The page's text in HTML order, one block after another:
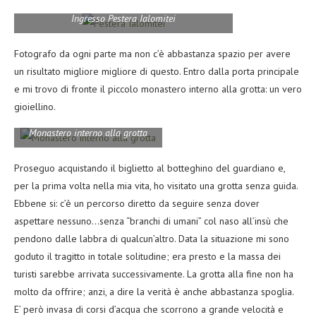
Ingresso Pestera Ialomitei
Fotografo da ogni parte ma non c’è abbastanza spazio per avere
un risultato migliore migliore di questo. Entro dalla porta principale
e mi trovo di fronte il piccolo monastero interno alla grotta: un vero
gioiellino.
Monastero interno alla grotta
Proseguo acquistando il biglietto al botteghino del guardiano e,
per la prima volta nella mia vita, ho visitato una grotta senza guida.
Ebbene si: c’è un percorso diretto da seguire senza dover
aspettare nessuno…senza “branchi di umani” col naso all’insù che
pendono dalle labbra di qualcun’altro. Data la situazione mi sono
goduto il tragitto in totale solitudine; era presto e la massa dei
turisti sarebbe arrivata successivamente. La grotta alla fine non ha
molto da offrire; anzi, a dire la verità è anche abbastanza spoglia.
E’ però invasa di corsi d’acqua che scorrono a grande velocità e